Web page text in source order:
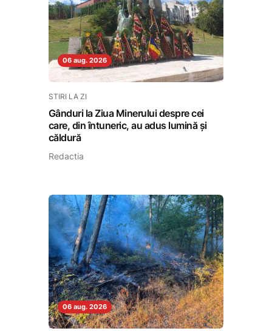
06 aug. 2026
STIRI LA ZI
Gânduri la Ziua Minerului despre cei
care, din întuneric, au adus lumină și
căldură
Redactia
06 aug. 2026